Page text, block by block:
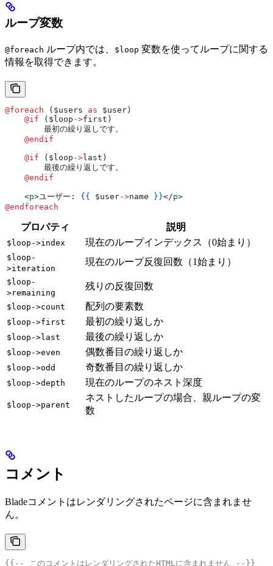
ループ変数
@foreach ループ内では、 $loop 変数を使ってループに関する
情報を取得できます。
@foreach ( $users as $user )
    @if
( $loop ->first )
        最初の繰り返しです。
    @endif
    @if
( $loop ->last )
        最後の繰り返しです。
    @endif
    <
p>ユーザー: {{ $user->name }}</p>
@endforeach
プロパティ 説明
$loop->index 現在のループインデックス（0始まり）
$loop-
>iteration
現在のループ反復回数（1始まり）
$loop-
>remaining
残りの反復回数
$loop->count 配列の要素数
$loop->first 最初の繰り返しか
$loop->last 最後の繰り返しか
$loop->even 偶数番目の繰り返しか
$loop->odd 奇数番目の繰り返しか
$loop->depth 現在のループのネスト深度
$loop->parent
ネストしたループの場合、親ループの変
数
コメント
Bladeコメントはレンダリングされたページに含まれませ
ん。
{{-- このコメントはレンダリングされたHTMLに含まれません --}}